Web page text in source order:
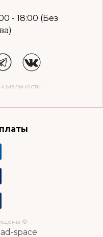
- 18:00 (Без
©
space